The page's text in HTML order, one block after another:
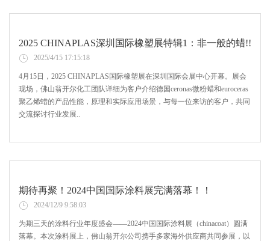
2025 CHINAPLAS深圳国际橡塑展特辑1：非一般的蜡!!
2025/4/15 17:15:18
4月15日，2025 CHINAPLAS国际橡塑展在深圳国际会展中心开幕。展会
现场，佛山翁开尔化工团队详细为客户介绍德国ceronas微粉蜡和euroceras
聚乙烯蜡的产品性能，原理和实际应用场景，与每一位来访的客户，共同
交流探讨行业发展..
期待再聚！2024中国国际涂料展完满落幕！！
2024/12/9 9:58:03
为期三天的涂料行业年度盛会——2024中国国际涂料展（chinacoat）圆满
落幕。本次涂料展上，佛山翁开尔公司携手多家海外供应商共同参展，以